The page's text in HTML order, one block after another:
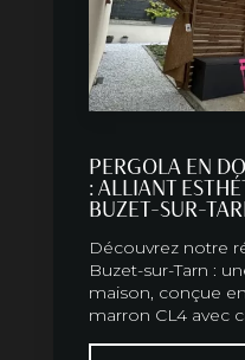
PERGOLA EN
: ALLIANT
BUZET-SUR-
Découvrez notre
Buzet-sur-Tarn :
maison, conçue
marron CL4 avec